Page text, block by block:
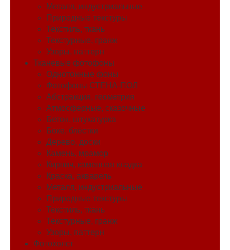
Металл, индустриальные
Природные текстуры
Текстиль, ткань
Текстурные, гранж
Узоры, паттерн
Тканевые фотофоны
Однотонные фоны
Фотофоны СТЕНА-ПОЛ
Абстракция, геометрия
Атмосферные, сказочные
Бетон, штукатурка
Боке, блёстки
Дерево, доски
Камень, мрамор
Кирпич, каменная кладка
Краска, акварель
Металл, индустриальные
Природные текстуры
Текстиль, ткань
Текстурные, гранж
Узоры, паттерн
Фотохолст